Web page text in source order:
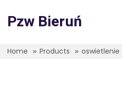
content
Pzw Bieruń
Home Products oswietlenie